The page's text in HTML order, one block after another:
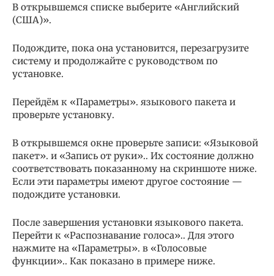
В открывшемся списке выберите «Английский
(США)».
Подождите, пока она установится, перезагрузите
систему и продолжайте с руководством по
установке.
Перейдём к «Параметры». языкового пакета и
проверьте установку.
В открывшемся окне проверьте записи: «Языковой
пакет». и «Запись от руки».. Их состояние должно
соответствовать показанному на скриншоте ниже.
Если эти параметры имеют другое состояние —
подождите установки.
После завершения установки языкового пакета.
Перейти к «Распознавание голоса».. Для этого
нажмите на «Параметры». в «Голосовые
функции».. Как показано в примере ниже.